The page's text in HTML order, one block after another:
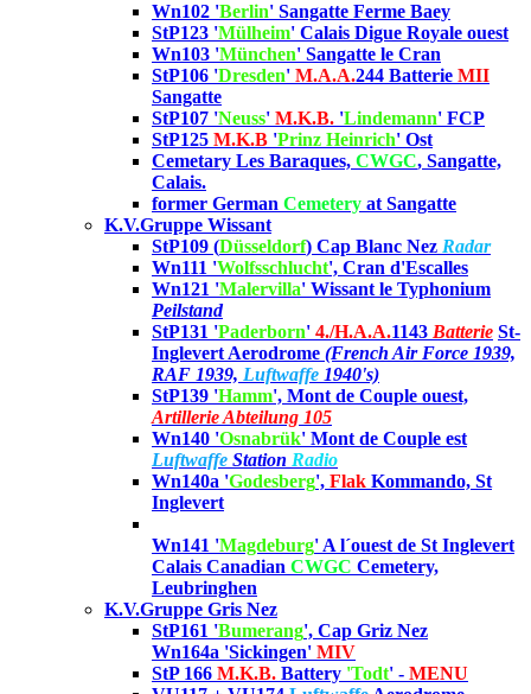
Wn102 'Berlin' Sangatte Ferme Baey
StP123 'Mülheim' Calais Digue Royale ouest
Wn103 'München' Sangatte le Cran
StP106 'Dresden' M.A.A.244 Batterie MII
Sangatte
StP107 'Neuss' M.K.B. 'Lindemann' FCP
StP125 M.K.B 'Prinz Heinrich' Ost
Cemetary Les Baraques, CWGC, Sangatte,
Calais.
former German Cemetery at Sangatte
K.V.Gruppe Wissant
StP109 (Düsseldorf) Cap Blanc Nez Radar
Wn111 'Wolfsschlucht', Cran d'Escalles
Wn121 'Malervilla' Wissant le Typhonium
Peilstand
StP131 'Paderborn' 4./H.A.A.1143 Batterie St-
Inglevert Aerodrome (French Air Force 1939,
RAF 1939, Luftwaffe 1940's)
StP139 'Hamm', Mont de Couple ouest,
Artillerie Abteilung 105
Wn140 'Osnabrük' Mont de Couple est
Luftwaffe Station Radio
Wn140a 'Godesberg', Flak Kommando, St
Inglevert
Wn141 'Magdeburg' A l´ouest de St Inglevert
Calais Canadian CWGC Cemetery,
Leubringhen
K.V.Gruppe Gris Nez
StP161 'Bumerang', Cap Griz Nez
Wn164a 'Sickingen' MIV
StP 166 M.K.B. Battery 'Todt' - MENU